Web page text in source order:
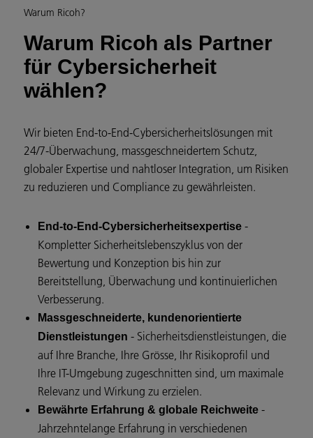
Warum Ricoh?
Warum Ricoh als Partner
für Cybersicherheit
wählen?
Wir bieten End-to-End-Cybersicherheitslösungen mit
24/7-Überwachung, massgeschneidertem Schutz,
globaler Expertise und nahtloser Integration, um Risiken
zu reduzieren und Compliance zu gewährleisten.
End-to-End-Cybersicherheitsexpertise -
Kompletter Sicherheitslebenszyklus von der
Bewertung und Konzeption bis hin zur
Bereitstellung, Überwachung und kontinuierlichen
Verbesserung.
Massgeschneiderte, kundenorientierte
Dienstleistungen - Sicherheitsdienstleistungen, die
auf Ihre Branche, Ihre Grösse, Ihr Risikoprofil und
Ihre IT-Umgebung zugeschnitten sind, um maximale
Relevanz und Wirkung zu erzielen.
Bewährte Erfahrung & globale Reichweite -
Jahrzehntelange Erfahrung in verschiedenen